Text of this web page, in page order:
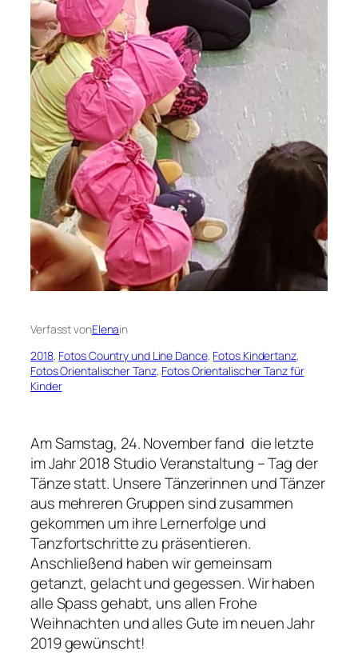
Verfasst vonElenain
2018, Fotos Country und Line Dance, Fotos Kindertanz
Fotos Orientalischer Tanz, Fotos Orientalischer Tanz für
Kinder
Am Samstag, 24. November fand die letzte
im Jahr 2018 Studio Veranstaltung – Tag der
Tänze statt. Unsere Tänzerinnen und Tänzer
aus mehreren Gruppen sind zusammen
gekommen um ihre Lernerfolge und
Tanzfortschritte zu präsentieren.
Anschließend haben wir gemeinsam
getanzt, gelacht und gegessen. Wir haben
alle Spass gehabt, uns allen Frohe
Weihnachten und alles Gute im neuen Jahr
2019 gewünscht!